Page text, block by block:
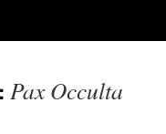
Pax Occulta